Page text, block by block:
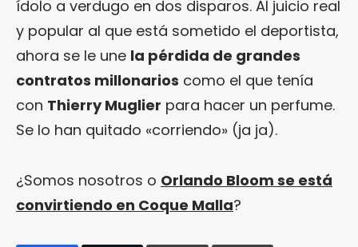
ídolo a verdugo en dos disparos. Al juicio real
y popular al que está sometido el deportista,
ahora se le une la pérdida de grandes
contratos millonarios como el que tenía
con Thierry Muglier para hacer un perfume.
Se lo han quitado «corriendo» (ja ja).
¿Somos nosotros o Orlando Bloom se está
convirtiendo en Coque Malla?